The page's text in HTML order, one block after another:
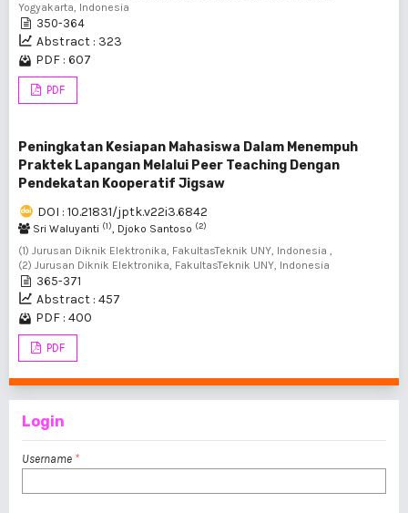
Yogyakarta, Indonesia
350-364
Abstract : 323
PDF : 607
PDF
Peningkatan Kesiapan Mahasiswa Dalam Menempuh
Praktek Lapangan Melalui Peer Teaching Dengan
Pendekatan Kooperatif Jigsaw
DOI : 10.21831/jptk.v22i3.6842
Sri Waluyanti (1), Djoko Santoso (2)
(1) Jurusan Diknik Elektronika, FakultasTeknik UNY, Indonesia ,
(2) Jurusan Diknik Elektronika, FakultasTeknik UNY, Indonesia
365-371
Abstract : 457
PDF : 400
PDF
Login
Username *